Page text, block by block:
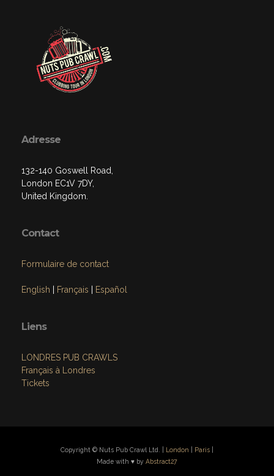
Adresse
132-140 Goswell Road,
London EC1V 7DY,
United Kingdom.
Contact
Formulaire de contact
English Français Español
Liens
LONDRES PUB CRAWLS
Français à Londres
Tickets
Copyright © Nuts Pub Crawl Ltd. | London Paris
Made with ♥ by Abstract27